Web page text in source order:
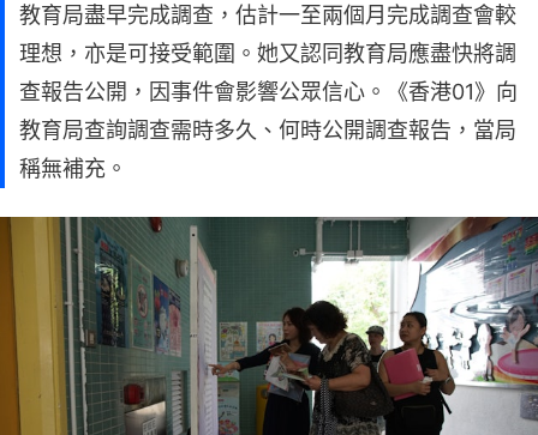
教育局盡早完成調查，估計一至兩個月完成調查會較
理想，亦是可接受範圍。她又認同教育局應盡快將調
查報告公開，因事件會影響公眾信心。《香港01》向
教育局查詢調查需時多久、何時公開調查報告，當局
稱無補充。